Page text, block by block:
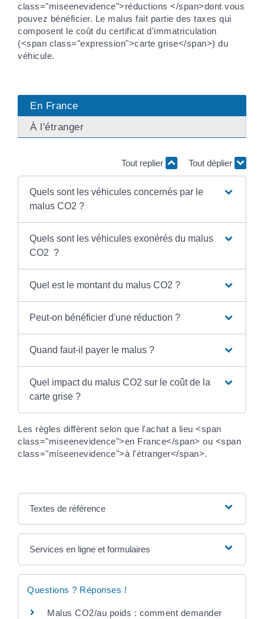
class="miseenevidence">réductions </span>dont vous
pouvez bénéficier. Le malus fait partie des taxes qui
composent le coût du certificat d'immatriculation
(<span class="expression">carte grise</span>) du
véhicule.
En France
À l'étranger
Tout replier Tout déplier
Quels sont les véhicules concernés par le
malus CO2 ?
Quels sont les véhicules exonérés du malus
CO2 ?
Quel est le montant du malus CO2 ?
Peut-on bénéficier d'une réduction ?
Quand faut-il payer le malus ?
Quel impact du malus CO2 sur le coût de la
carte grise ?
Les règles diffèrent selon que l'achat a lieu <span
class="miseenevidence">en France</span> ou <span
class="miseenevidence">à l'étranger</span>.
Textes de référence
Services en ligne et formulaires
Questions ? Réponses !
Malus CO2/au poids : comment demander